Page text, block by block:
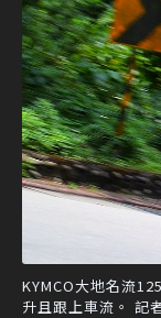
KYMCO大地名流
升且跟上車流。 記